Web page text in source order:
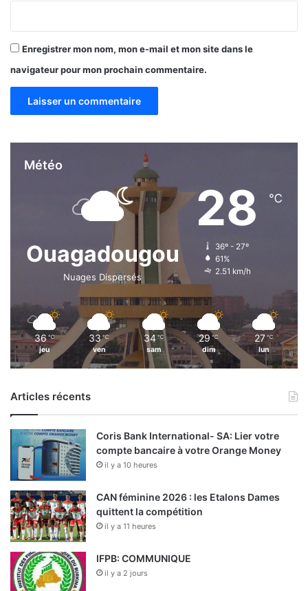
i
n
Enregistrer mon nom, mon e-mail et mon site dans le
navigateur pour mon prochain commentaire.
Météo
Ouagadougou
Nuages Dispersés
28 ℃
36º - 27º
61%
2.51 km/h
36 ℃
jeu
33 ℃
ven
34 ℃
sam
29 ℃
dim
27 ℃
lun
Articles récents
Coris Bank International- SA: Lier votre
compte bancaire à votre Orange Money
il y a 10 heures
CAN féminine 2026 : les Etalons Dames
quittent la compétition
il y a 11 heures
IFPB: COMMUNIQUE
il y a 2 jours